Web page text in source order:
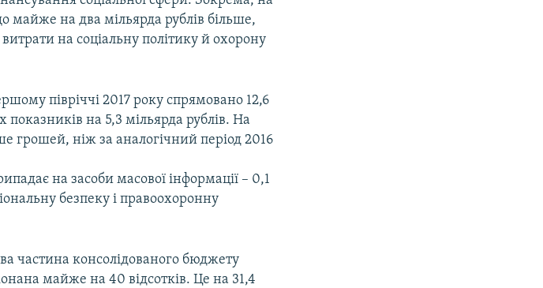
майже на два мільярда рублів більше,
на соціальну політику й охорону
півріччі 2017 року спрямовано 12,6
на 5,3 мільярда рублів. На
грошей, ніж за аналогічний період 2016
на засоби масової інформації – 0,1
безпеку і правоохоронну
частина консолідованого бюджету
майже на 40 відсотків. Це на 31,4